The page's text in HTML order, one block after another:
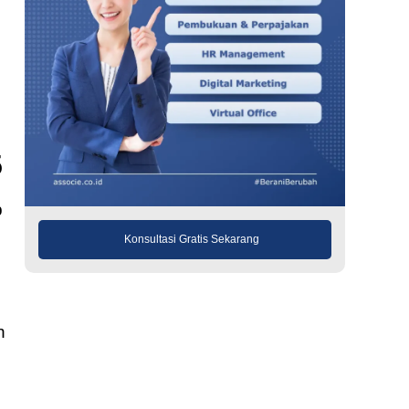
Konsultasi Gratis Sekarang